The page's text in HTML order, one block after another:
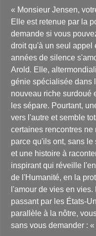
« Monsieur Jensen,
Elle est retenue par la
demande si vous
droit qu'à un seul appel
années de silence
Arold. Elle,
génie spécialisée dans
nouveau riche surdoué
les sépare. Pourtant,
vers l'autre et semble
certaines rencontres
parce qu'ils ont, sans
et une histoire à
inspirant qui réveille
de l'Humanité, en la
l'amour de vies en
passant par les États-
parallèle à la nôtre,
sans vous demander :